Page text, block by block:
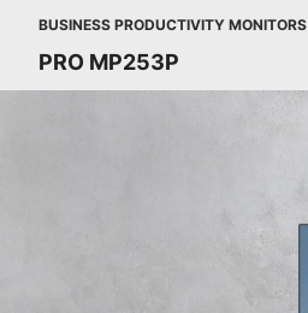
BUSINESS PRODUCTIVITY MONITORS
PRO MP253P